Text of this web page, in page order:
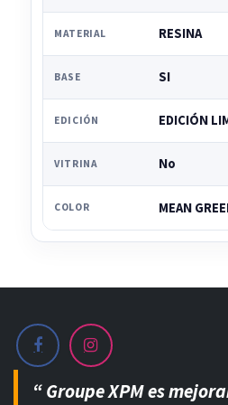
MATERIAL RESINA
BASE SI
EDICIÓN EDICIÓN
VITRINA No
COLOR MEAN
“ Groupe XPM es